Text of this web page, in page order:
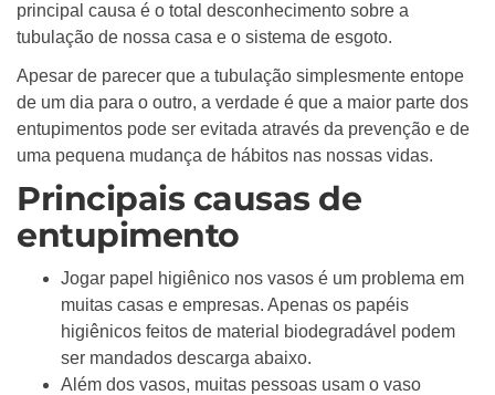
principal causa é o total desconhecimento sobre a
tubulação de nossa casa e o sistema de esgoto.
Apesar de parecer que a tubulação simplesmente entope
de um dia para o outro, a verdade é que a maior parte dos
entupimentos pode ser evitada através da prevenção e de
uma pequena mudança de hábitos nas nossas vidas.
Principais causas de
entupimento
Jogar papel higiênico nos vasos é um problema em
muitas casas e empresas. Apenas os papéis
higiênicos feitos de material biodegradável podem
ser mandados descarga abaixo.
Além dos vasos, muitas pessoas usam o vaso